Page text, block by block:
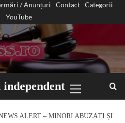
/ Anunțuri Contact
Categorii
YouTube
Menu
ALERT – MINORI ABUZAȚI ȘI